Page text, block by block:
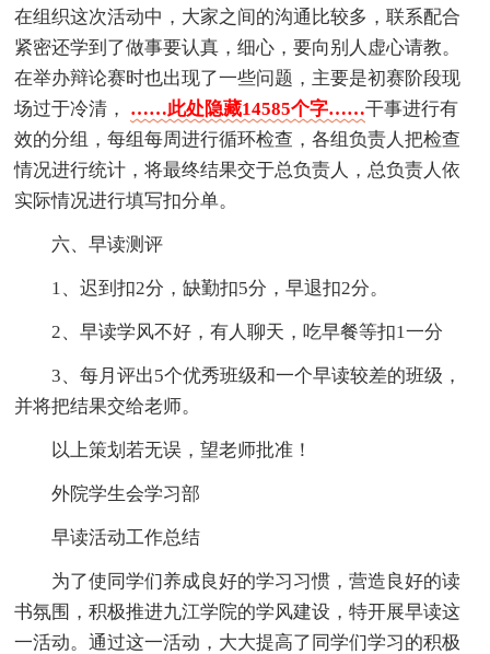
在组织这次活动中，大家之间的沟通比较多，联系配合
紧密还学到了做事要认真，细心，要向别人虚心请教。
在举办辩论赛时也出现了一些问题，主要是初赛阶段现
场过于冷清， ……此处隐藏14585个字……干事进行有
效的分组，每组每周进行循环检查，各组负责人把检查
情况进行统计，将最终结果交于总负责人，总负责人依
实际情况进行填写扣分单。
六、早读测评
1、迟到扣2分，缺勤扣5分，早退扣2分。
2、早读学风不好，有人聊天，吃早餐等扣1一分
3、每月评出5个优秀班级和一个早读较差的班级，
并将把结果交给老师。
以上策划若无误，望老师批准！
外院学生会学习部
早读活动工作总结
为了使同学们养成良好的学习习惯，营造良好的读
书氛围，积极推进九江学院的学风建设，特开展早读这
一活动。通过这一活动，大大提高了同学们学习的积极